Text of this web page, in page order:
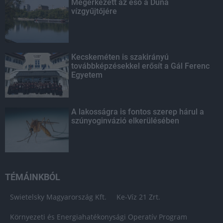
Megérkezett az eső a Duna
vízgyűjtőjére
Kecskeméten is szakirányú
továbbképzésekkel erősít a Gál Ferenc
Egyetem
A lakosságra is fontos szerep hárul a
szúnyoginvázió elkerülésében
TÉMÁINKBÓL
Swietelsky Magyarország Kft. Ke-Víz 21 Zrt.
Környezeti és Energiahatékonysági Operatív Program